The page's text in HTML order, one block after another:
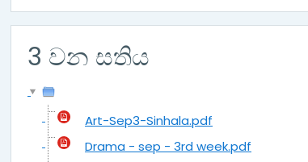
3 වන සතිය
Art-Sep3-Sinhala.pdf
Drama - sep - 3rd week.pdf